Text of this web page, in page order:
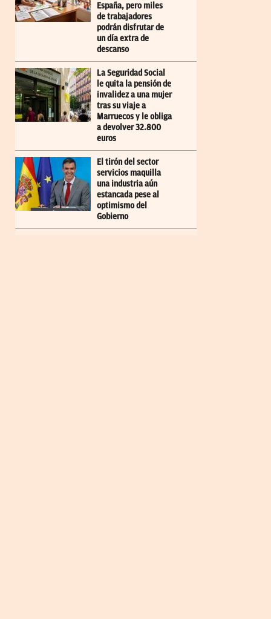
España, pero miles
de trabajadores
podrán disfrutar de
un día extra de
descanso
La Seguridad Social
le quita la pensión de
invalidez a una mujer
tras su viaje a
Marruecos y le obliga
a devolver 32.800
euros
El tirón del sector
servicios maquilla
una industria aún
estancada pese al
optimismo del
Gobierno